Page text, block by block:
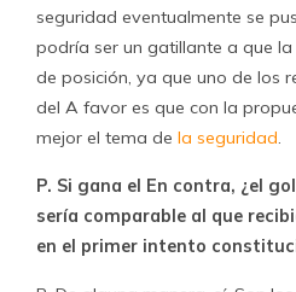
seguridad eventualmente se
podría ser un gatillante a que
de posición, ya que uno de los
del A favor es que con la
mejor el tema de la seguridad.
P. Si gana el En contra, ¿el
sería comparable al que
en el primer intento